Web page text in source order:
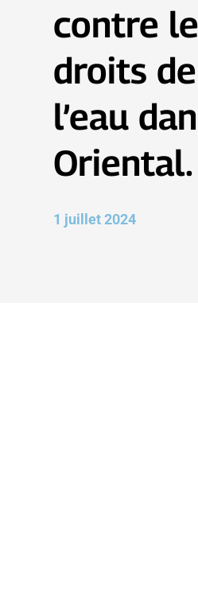
contre
droits
l’eau
Oriental.
1 juillet 2024